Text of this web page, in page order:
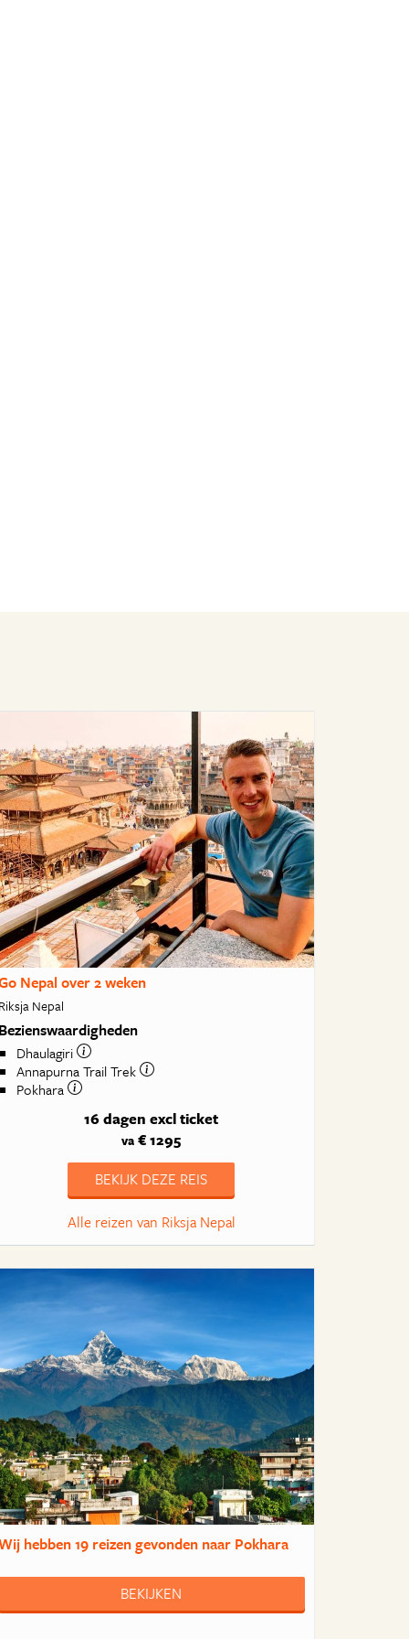
Nepal over 2 weken
Riksja Nepal
Bezienswaardigheden
Dhaulagiri
Annapurna Trail Trek
Pokhara
16 dagen excl ticket
va € 1295
BEKIJK DEZE REIS
Alle reizen van Riksja Nepal
hebben19 reizengevonden naar Pokhara
BEKIJKEN